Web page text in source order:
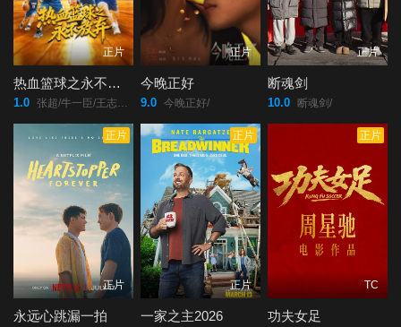
正片
热血篮球之永不放弃
1.0 张超/牛一臣/王志强/王云鹏/吴长青/
正片
今晚正好
9.0 今晚正好/
正片
断魂剑
10.0 断魂剑/
正片
正片
永远心跳漏一拍
正片
正片
一家之主2026
正片
TC
功夫女足